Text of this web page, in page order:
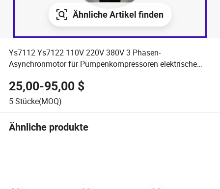
Ähnliche Artikel finden
Ys7112 Ys7122 110V 220V 380V 3 Phasen-
Asynchronmotor für Pumpenkompressoren elektrische
25,00-95,00 $
5Stücke(MOQ)
Ähnliche produkte